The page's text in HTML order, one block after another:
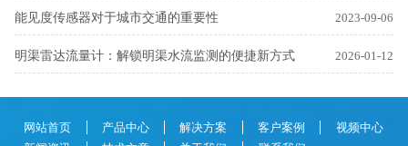
能见度传感器对于城市交通的重要性 2023-09-06
明渠雷达流量计：解锁明渠水流监测的便捷新方式 2026-01-12
网站首页 产品中心 解决方案 客户案例
视频中心